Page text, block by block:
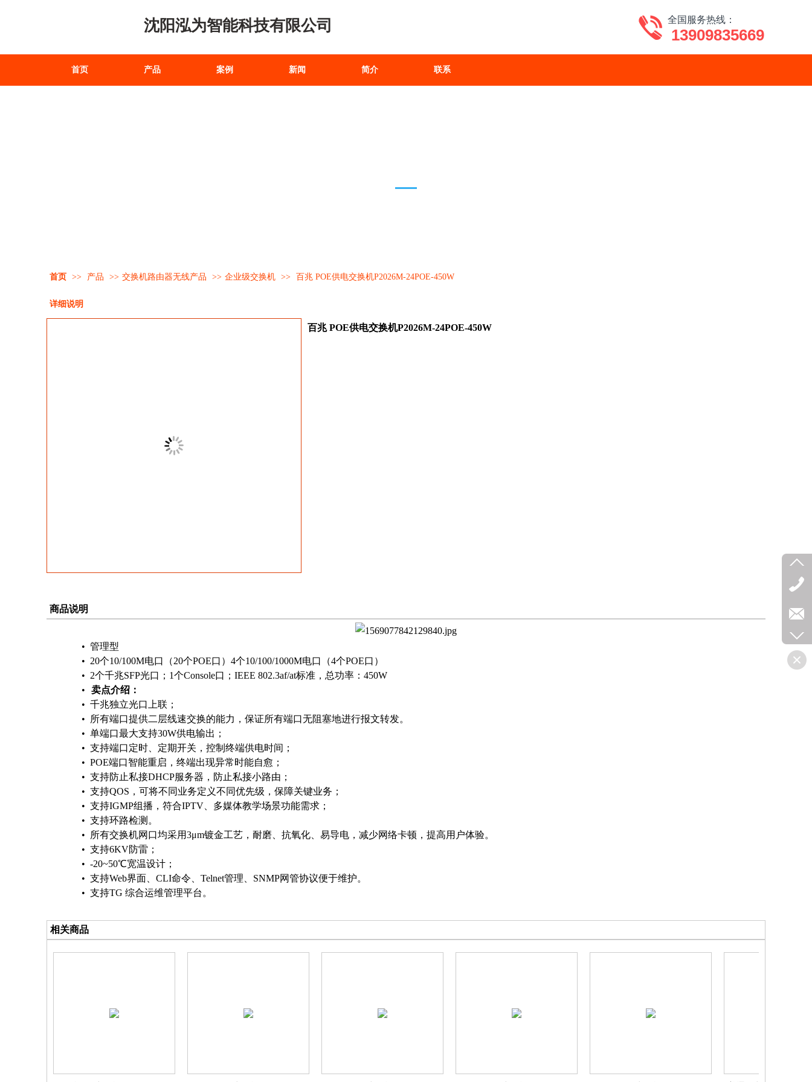
13909835669
全国服务热线：
沈阳泓为智能科技有限公司
首页 产品 案例 新闻 简介 联系
首页 >> 产品 >> 交换机路由器无线产品 >> 企业级交换机 >> 百兆 POE供电交换机P2026M-24POE-450W
详细说明
百兆 POE供电交换机P2026M-24POE-450W
商品说明
• 管理型
• 20个10/100M电口（20个POE口）4个10/100/1000M电口（4个POE口）
• 2个千兆SFP光口；1个Console口；IEEE 802.3af/at标准，总功率：450W
•
卖点介绍：
• 千兆独立光口上联；
•
所有端口提供二层线速交换的能力，保证所有端口无阻塞地进行报文转发。
• 单端口最大支持30W供电输出；
• 支持端口定时、定期开关，控制终端供电时间；
• POE端口智能重启，终端出现异常时能自愈；
• 支持防止私接DHCP服务器，防止私接小路由；
• 支持QOS，可将不同业务定义不同优先级，保障关键业务；
• 支持IGMP组播，符合IPTV、多媒体教学场景功能需求；
• 支持环路检测。
•
所有交换机网口均采用3μm镀金工艺，耐磨、抗氧化、易导电，减少网络卡顿，提高用户体验。
• 支持6KV防雷；
• -20~50℃宽温设计；
• 支持Web界面、CLI命令、Telnet管理、SNMP网管协议便于维护。
• 支持TG 综合运维管理平台。
相关商品